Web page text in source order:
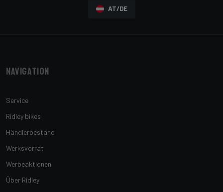
AT/DE
Navigation
Service
Ridley bikes
Händlerbestand
Werksvorrat
Werbeaktionen
Über Ridley